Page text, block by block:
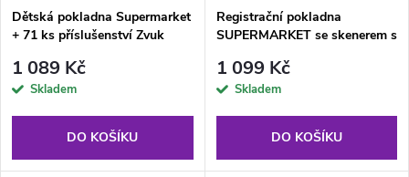
Dětská pokladna Supermarket
+ 71 ks příslušenství Zvuk
1 089 Kč
Skladem
DO KOŠÍKU
Registrační pokladna
SUPERMARKET se skenerem s
1 099 Kč
Skladem
DO KOŠÍKU